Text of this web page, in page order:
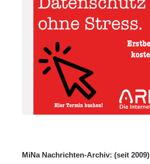
MiNa Nachrichten-Archiv: (seit 2009)